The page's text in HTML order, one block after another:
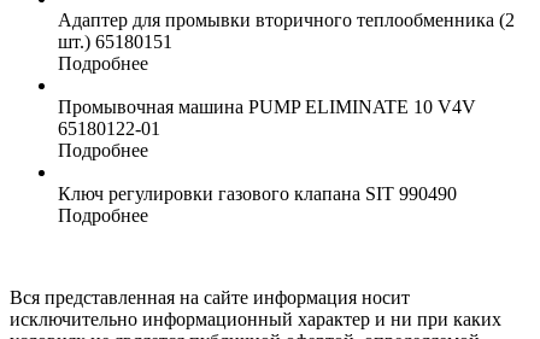
Адаптер для промывки вторичного теплообменника (2
шт.) 65180151
Подробнее
Промывочная машина PUMP ELIMINATE 10 V4V
65180122-01
Подробнее
Ключ регулировки газового клапана SIT 990490
Подробнее
Вся представленная на сайте информация носит
исключительно информационный характер и ни при каких